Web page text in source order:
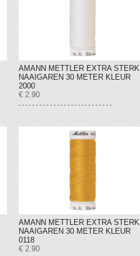
AMANN METTLER EXTRA STERK
NAAIGAREN 30 METER KLEUR
2000
€ 2.90
AMANN METTLER EXTRA STERK
NAAIGAREN 30 METER KLEUR
0118
€ 2.90